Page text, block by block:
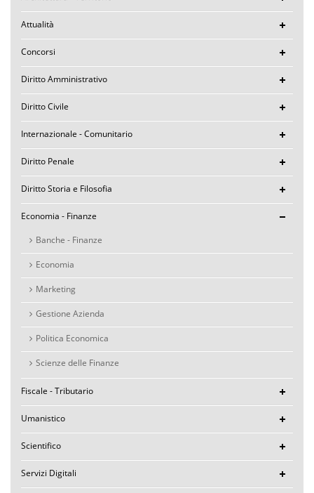
Attualità
Concorsi
Diritto Amministrativo
Diritto Civile
Internazionale - Comunitario
Diritto Penale
Diritto Storia e Filosofia
Economia - Finanze
Banche - Finanze
Economia
Marketing
Gestione Azienda
Politica Economica
Scienze delle Finanze
Fiscale - Tributario
Umanistico
Scientifico
Servizi Digitali